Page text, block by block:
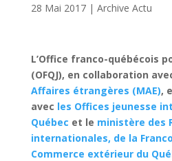
28 Mai 2017| Archive Actu
L’Office franco-québécois
(OFQJ), en collaboration
Affaires étrangères (MAE),
avec les Offices jeunesse
Québec et le ministère des
internationales, de la
Commerce extérieur du